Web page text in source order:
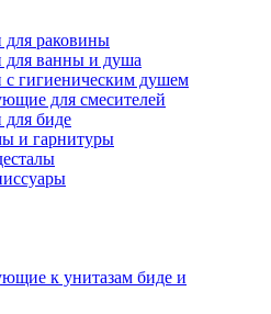
для раковины
для ванны и душа
с гигиеническим душем
для смесителей
для биде
и гарнитуры
к унитазам биде и